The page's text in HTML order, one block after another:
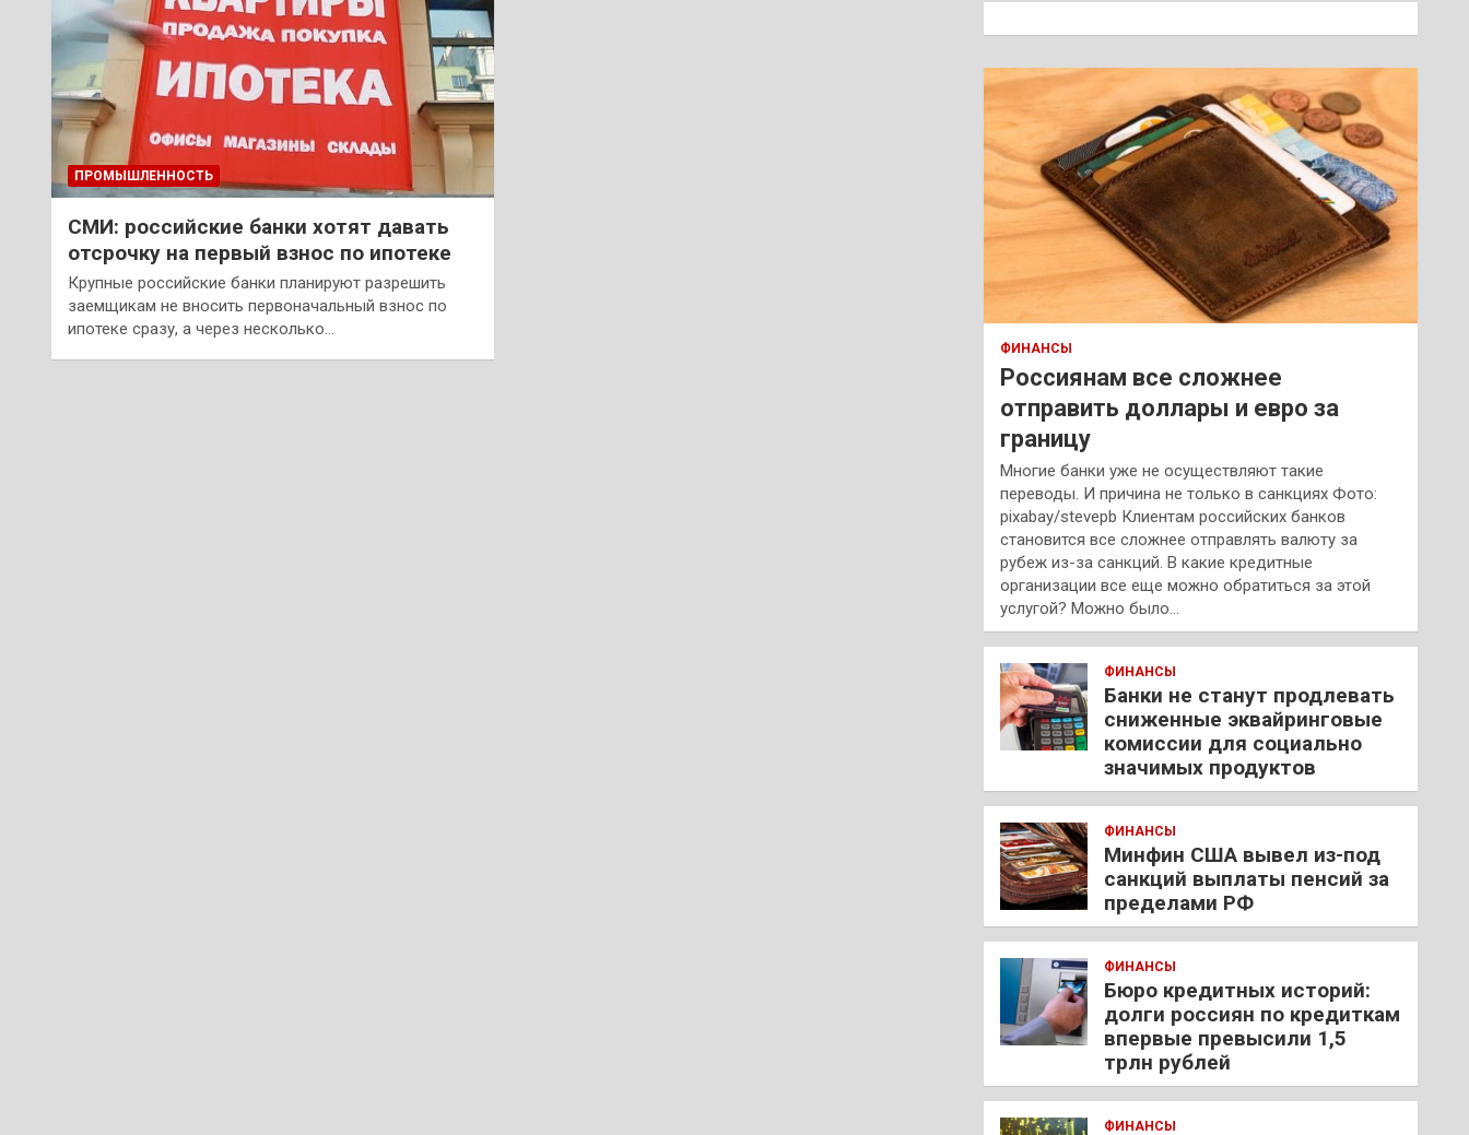
ПРОМЫШЛЕННОСТЬ
СМИ: российские банки хотят давать
отсрочку на первый взнос по ипотеке
Крупные российские банки планируют разрешить
заемщикам не вносить первоначальный взнос по
ипотеке сразу, а через несколько…
к
ФИНАНСЫ
Россиянам все сложнее
отправить доллары и евро за
границу
Многие банки уже не осуществляют такие
переводы. И причина не только в санкциях Фото:
pixabay/stevepb Клиентам российских банков
становится все сложнее отправлять валюту за
рубеж из-за санкций. В какие кредитные
организации все еще можно обратиться за этой
услугой? Можно было…
ФИНАНСЫ
Банки не станут продлевать
сниженные эквайринговые
комиссии для социально
значимых продуктов
ФИНАНСЫ
Минфин США вывел из-под
санкций выплаты пенсий за
пределами РФ
ФИНАНСЫ
Бюро кредитных историй:
долги россиян по кредиткам
впервые превысили 1,5
трлн рублей
ФИНАНСЫ